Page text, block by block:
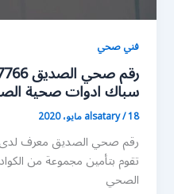
فني صحي
سباك ادوات صحية
alsatary/18 مايو، 2020
رقم صحي الصديق معرف لدى
تقوم بتأمين مجموعة من
الصحي